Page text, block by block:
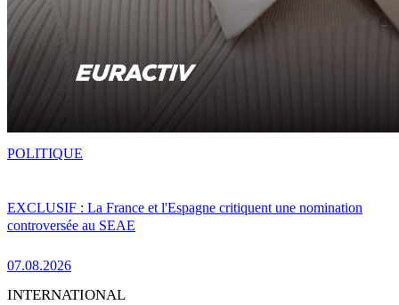
EXCLUSIF : La France et l'Espagne critiquent une nomination
controversée au SEAE
07.08.2026
POLITIQUE
INTERNATIONAL